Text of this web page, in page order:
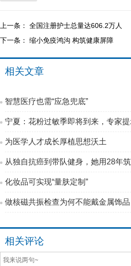
上一条： 全国注册护士总量达606.2万人
下一条： 缩小免疫鸿沟 构筑健康屏障
相关文章
智慧医疗也需“应急兜底”
宁夏：花粉过敏季即将到来，专家
为医学人才成长厚植思想沃土
从独自抗癌到带队健身，她用28年筑
化妆品可实现“量肤定制”
做核磁共振检查为何不能戴金属饰品
相关评论